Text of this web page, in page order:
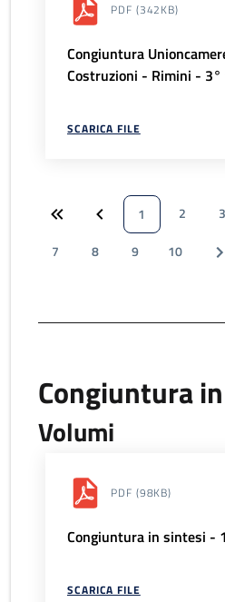
PDF (342KB)
Congiuntura
Costruzioni - Rimini -
SCARICA FILE
1 2 3
7
8 9 10
Congiuntura
Volumi
PDF (98KB)
Congiuntura in sintesi -
SCARICA FILE